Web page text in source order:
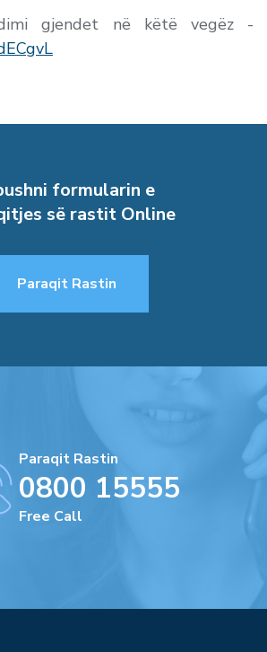
gjendet në këtë vegëz -
formularin e
së rastit Online
Paraqit Rastin
Paraqit Rastin
0800 15555
Free Call